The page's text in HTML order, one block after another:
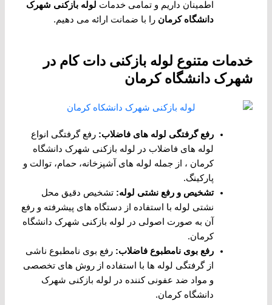
اطمینان داریم و تمامی خدمات لوله بازکنی شهرک
دانشگاه کرمان را با ضمانت ارائه می دهیم.
خدمات متنوع لوله بازکنی دات کام در
شهرک دانشگاه کرمان
رفع گرفتگی لوله های فاضلاب: رفع گرفتگی انواع
لوله های فاضلاب در لوله بازکنی شهرک دانشگاه
کرمان ، از جمله لوله های آشپزخانه، حمام، توالت و
پارکینگ.
تشخیص و رفع نشتی لوله: تشخیص دقیق محل
نشتی لوله با استفاده از دستگاه های پیشرفته و رفع
آن به صورت اصولی در لوله بازکنی شهرک دانشگاه
کرمان.
رفع بوی نامطبوع فاضلاب: رفع بوی نامطبوع ناشی
از گرفتگی لوله ها با استفاده از روش های تخصصی
و مواد ضد عفونی کننده در لوله بازکنی شهرک
دانشگاه کرمان.